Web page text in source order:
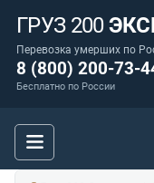
ГРУЗ 200
Перевозка умерших по
8 (800) 200-73-
Бесплатно по России